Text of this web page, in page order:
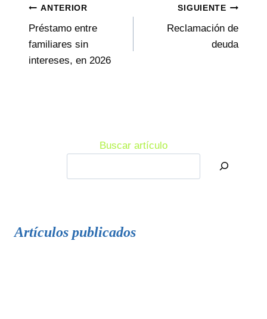
Navegación
de
entradas
ANTERIOR
Préstamo entre
familiares sin
intereses, en 2026
SIGUIENTE
Reclamación de
deuda
Buscar artículo
Artículos publicados